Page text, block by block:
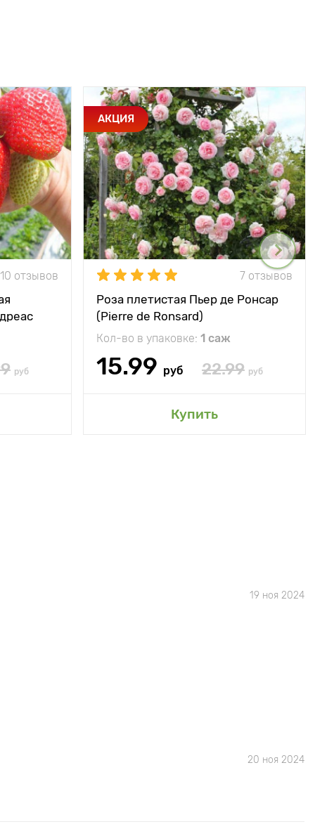
10 отзывов
руб
АКЦИЯ
7 отзывов
Роза плетистая Пьер де Ронсар
(Pierre de Ronsard)
Кол-во в упаковке: 1 саж
15.99 руб 22.99 руб
Купить
19 ноя 2024
20 ноя 2024